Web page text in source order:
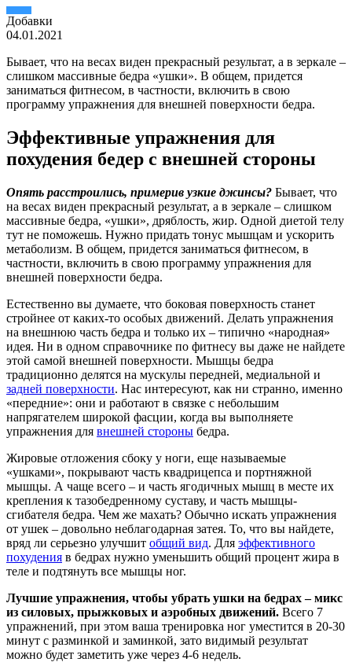
Добавки
04.01.2021
Бывает, что на весах виден прекрасный результат, а в зеркале –
слишком массивные бедра «ушки». В общем, придется
заниматься фитнесом, в частности, включить в свою
программу упражнения для внешней поверхности бедра.
Эффективные упражнения для
похудения бедер с внешней стороны
Опять расстроились, примерив узкие джинсы? Бывает, что
на весах виден прекрасный результат, а в зеркале – слишком
массивные бедра, «ушки», дряблость, жир. Одной диетой телу
тут не поможешь. Нужно придать тонус мышцам и ускорить
метаболизм. В общем, придется заниматься фитнесом, в
частности, включить в свою программу упражнения для
внешней поверхности бедра.
Естественно вы думаете, что боковая поверхность станет
стройнее от каких-то особых движений. Делать упражнения
на внешнюю часть бедра и только их – типично «народная»
идея. Ни в одном справочнике по фитнесу вы даже не найдете
этой самой внешней поверхности. Мышцы бедра
традиционно делятся на мускулы передней, медиальной и
задней поверхности. Нас интересуют, как ни странно, именно
«передние»: они и работают в связке с небольшим
напрягателем широкой фасции, когда вы выполняете
упражнения для внешней стороны бедра.
Жировые отложения сбоку у ноги, еще называемые
«ушками», покрывают часть квадрицепса и портняжной
мышцы. А чаще всего – и часть ягодичных мышц в месте их
крепления к тазобедренному суставу, и часть мышцы-
сгибателя бедра. Чем же махать? Обычно искать упражнения
от ушек – довольно неблагодарная затея. То, что вы найдете,
вряд ли серьезно улучшит общий вид. Для эффективного
похудения в бедрах нужно уменьшить общий процент жира в
теле и подтянуть все мышцы ног.
Лучшие упражнения, чтобы убрать ушки на бедрах – микс
из силовых, прыжковых и аэробных движений. Всего 7
упражнений, при этом ваша тренировка ног уместится в 20-30
минут с разминкой и заминкой, зато видимый результат
можно будет заметить уже через 4-6 недель.